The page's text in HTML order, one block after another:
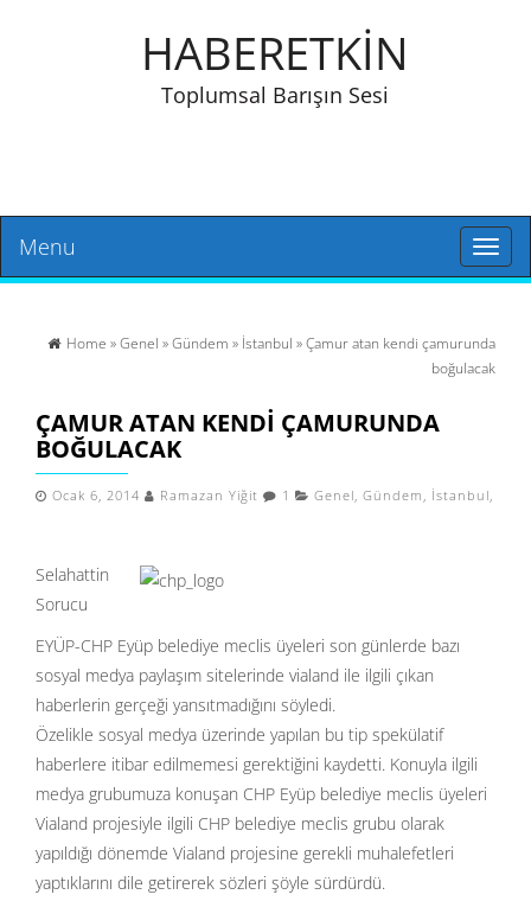
HABERETKİN
Toplumsal Barışın Sesi
Toggle
Menu
Home »Genel »Gündem » İstanbul » Çamur atan kendi çamurunda
boğulacak
ÇAMUR ATAN KENDI ÇAMURUNDA
BOĞULACAK
Ocak 6, 2014 Ramazan Yiğit 1 Genel, Gündem , İstanbul,
Selahattin
Sorucu
EYÜP-CHP Eyüp belediye meclis üyeleri son günlerde bazı
sosyal medya paylaşım sitelerinde vialand ile ilgili çıkan
haberlerin gerçeği yansıtmadığını söyledi.
Özelikle sosyal medya üzerinde yapılan bu tip spekülatif
haberlere itibar edilmemesi gerektiğini kaydetti. Konuyla ilgili
medya grubumuza konuşan CHP Eyüp belediye meclis üyeleri
Vialand projesiyle ilgili CHP belediye meclis grubu olarak
yapıldığı dönemde Vialand projesine gerekli muhalefetleri
yaptıklarını dile getirerek sözleri şöyle sürdürdü.